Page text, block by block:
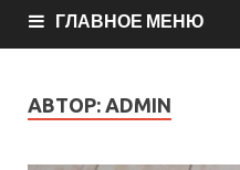
ГЛАВНОЕ МЕНЮ
АВТОР: ADMIN